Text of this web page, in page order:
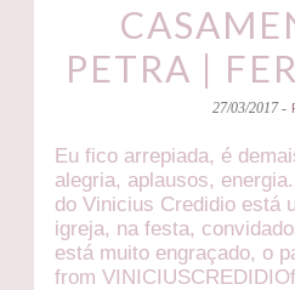
PETRA |
27/03/2017 -
Eu fico arrepiada, é
alegria, aplausos,
do Vinicius Credidio está
igreja, na festa,
está muito engraçado, o
from